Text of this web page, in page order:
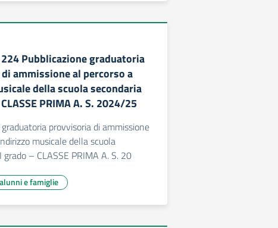
Pubblicazione graduatoria
ammissione al percorso a
della scuola secondaria
PRIMA A. S. 2024/25
provvisoria di ammissione
musicale della scuola
grado – CLASSE PRIMA A. S. 20
e famiglie